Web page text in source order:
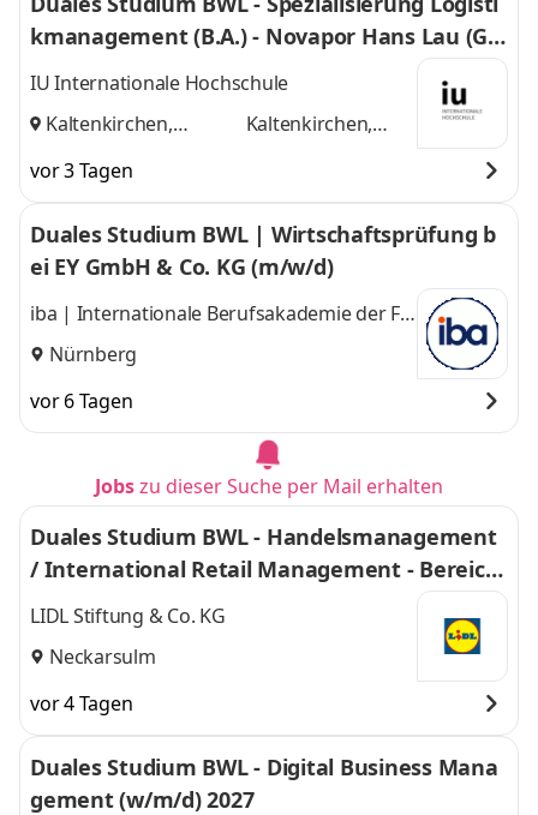
kmanagement (B.A.) - Novapor Hans Lau (G
mbH & Co) KG
IU Internationale Hochschule
Kaltenkirchen,
Kaltenkirchen,
vor 3 Tagen
Duales Studium BWL | Wirtschaftsprüfung b
ei EY GmbH & Co. KG (m/w/d)
iba | Internationale Berufsakademie der F +
U Unternehmensgruppe gGmbH
Nürnberg
vor 6 Tagen
Jobszu dieser Suche per Mail erhalten
Duales Studium BWL - Handelsmanagement
/ International Retail Management - Bereich
Einkauf 2027
LIDL Stiftung & Co. KG
Neckarsulm
vor 4 Tagen
Duales Studium BWL - Digital Business Mana
gement (w/m/d) 2027